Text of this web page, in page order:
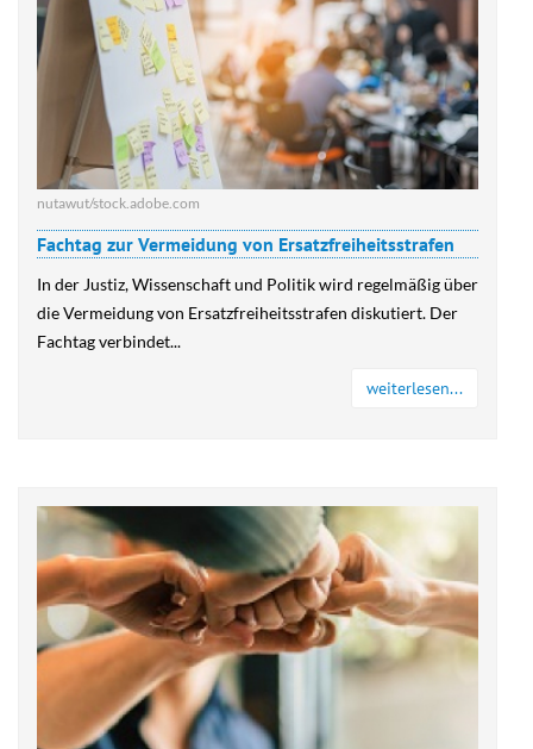
nutawut/stock.adobe.com
Fachtag zur Vermeidung von Ersatzfreiheitsstrafen
In der Justiz, Wissenschaft und Politik wird regelmäßig über
die Vermeidung von Ersatzfreiheitsstrafen diskutiert. Der
Fachtag verbindet...
weiterlesen...